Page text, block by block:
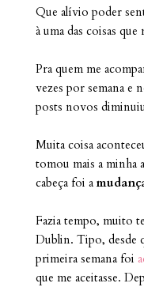
Que alívio poder
à uma das coisas
Pra quem me
vezes por semana e
posts novos
Muita coisa
tomou mais a minha
cabeça foi a
Fazia tempo, muito
Dublin. Tipo, desde
primeira semana foi
que me aceitasse.